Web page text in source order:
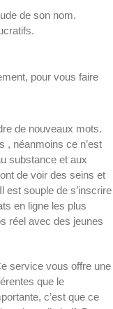
de son nom.
pour vous faire
de nouveaux mots.
, néanmoins ce n’est
substance et aux
de voir des seins et
est souple de s’inscrire
en ligne les plus
réel avec des jeunes
service vous offre une
que le
c’est que ce